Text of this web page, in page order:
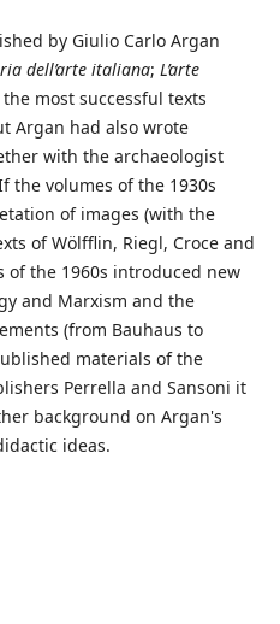
by Giulio Carlo Argan
dell’arte italiana; L’arte
most successful texts
Argan had also wrote
with the archaeologist
the volumes of the 1930s
of images (with the
of Wölfflin, Riegl, Croce and
of the 1960s introduced new
and Marxism and the
(from Bauhaus to
materials of the
Perrella and Sansoni it
background on Argan's
ideas.